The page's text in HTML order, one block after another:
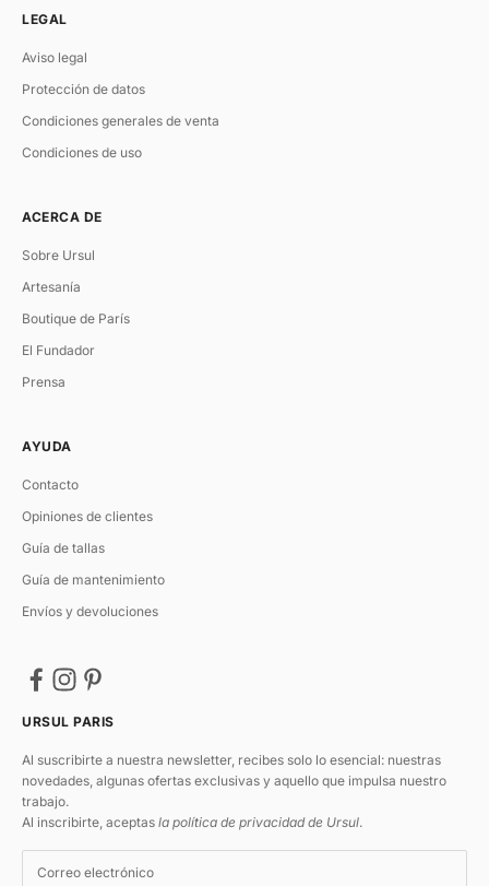
LEGAL
Aviso legal
Protección de datos
Condiciones generales de venta
Condiciones de uso
ACERCA DE
Sobre Ursul
Artesanía
Boutique de París
El Fundador
Prensa
AYUDA
Contacto
Opiniones de clientes
Guía de tallas
Guía de mantenimiento
Envíos y devoluciones
URSUL PARIS
Al suscribirte a nuestra newsletter, recibes solo lo esencial: nuestras
novedades, algunas ofertas exclusivas y aquello que impulsa nuestro
trabajo.
Al inscribirte, aceptas la política de privacidad de Ursul.